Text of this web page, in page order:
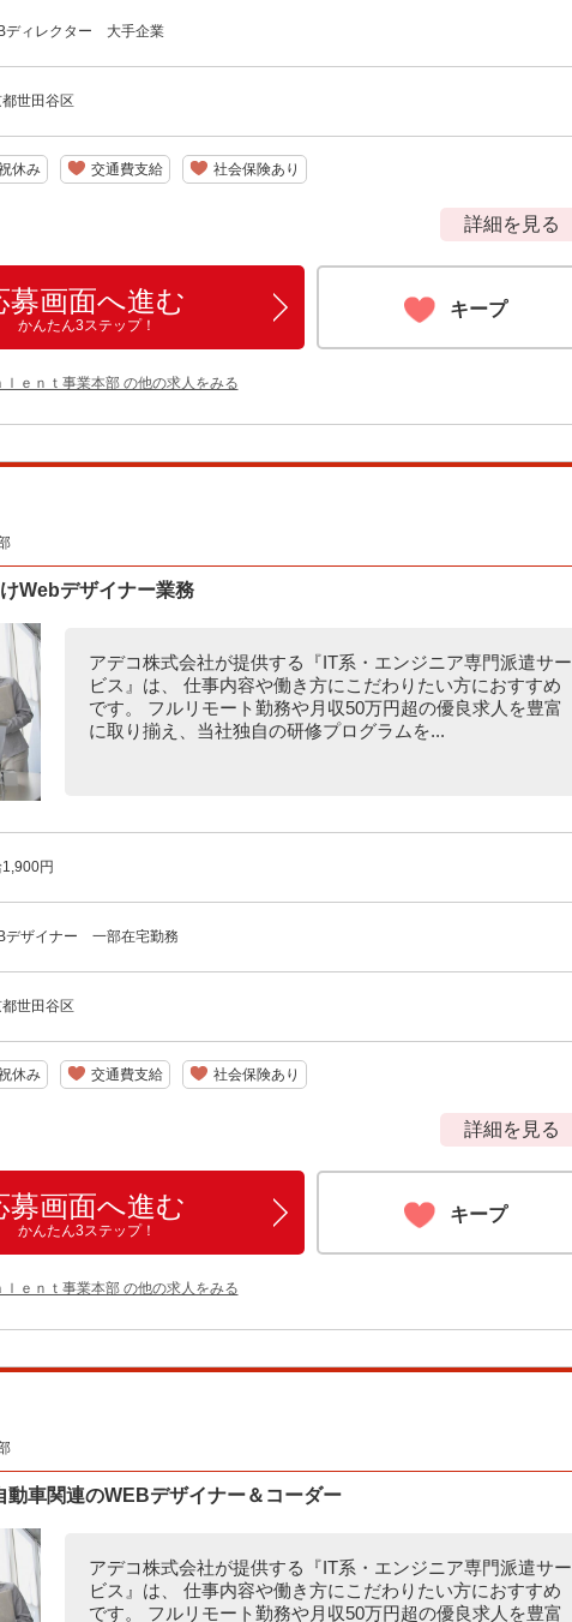
ディレクター 大手企業
世田谷区
休み 交通費支給 社会保険あり
詳細を見る
募画面へ進む
かんたん3ステップ！
キープ
ｅｎｔ事業本部 の他の求人をみる
Webデザイナー業務
アデコ株式会社が提供する『IT系・エンジニア専門派遣サー
ビス』は、 仕事内容や働き方にこだわりたい方におすすめ
です。 フルリモート勤務や月収50万円超の優良求人を豊富
に取り揃え、当社独自の研修プログラムを...
円
デザイナー 一部在宅勤務
世田谷区
休み 交通費支給 社会保険あり
詳細を見る
募画面へ進む
かんたん3ステップ！
キープ
ｅｎｔ事業本部 の他の求人をみる
動車関連のWEBデザイナー＆コーダー
アデコ株式会社が提供する『IT系・エンジニア専門派遣サー
ビス』は、 仕事内容や働き方にこだわりたい方におすすめ
です。 フルリモート勤務や月収50万円超の優良求人を豊富